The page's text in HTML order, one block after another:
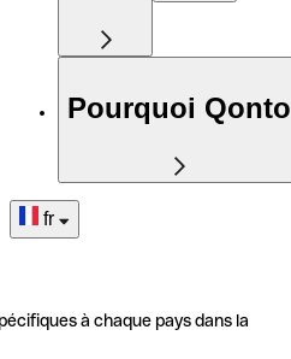
Pourquoi Qonto
fr
à chaque pays dans la